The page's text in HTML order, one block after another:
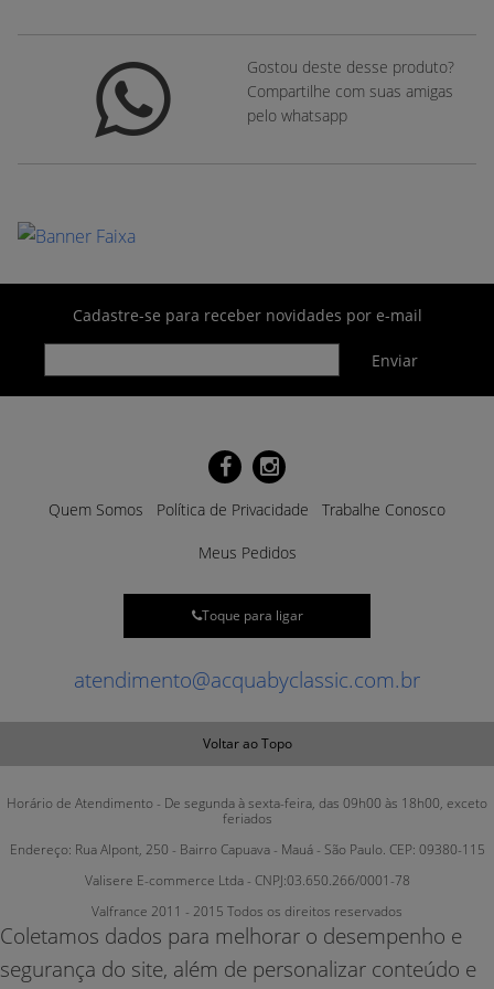
Gostou deste desse produto?
Compartilhe com suas amigas
pelo whatsapp
Cadastre-se para receber novidades por e-mail
Quem Somos Política de Privacidade Trabalhe Conosco
Meus Pedidos
Toque para ligar
atendimento@acquabyclassic.com.br
Voltar ao Topo
Horário de Atendimento - De segunda à sexta-feira, das 09h00 às 18h00, exceto
feriados
Endereço: Rua Alpont, 250 - Bairro Capuava - Mauá - São Paulo. CEP: 09380-115
Valisere E-commerce Ltda - CNPJ:03.650.266/0001-78
Valfrance 2011 - 2015 Todos os direitos reservados
Coletamos dados para melhorar o desempenho e
segurança do site, além de personalizar conteúdo e